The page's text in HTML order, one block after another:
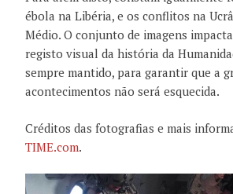
ébola na Libéria, e os conflitos na
Médio. O conjunto de imagens
registo visual da história da
sempre mantido, para garantir que a
acontecimentos não será esquecida.
Créditos das fotografias e mais
TIME.com.